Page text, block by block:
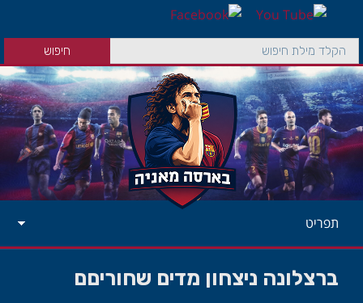
תפריט
ברצלונה ניצחון מדים שחוריםם